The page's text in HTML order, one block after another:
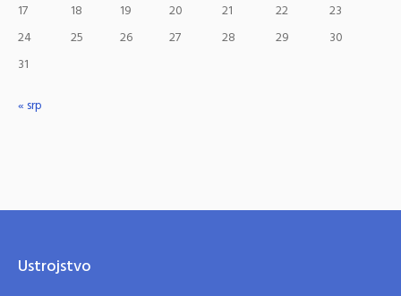
17
18 19 20 21 22
23
24
25 26 27 28 29
30
31
« srp
Ustrojstvo